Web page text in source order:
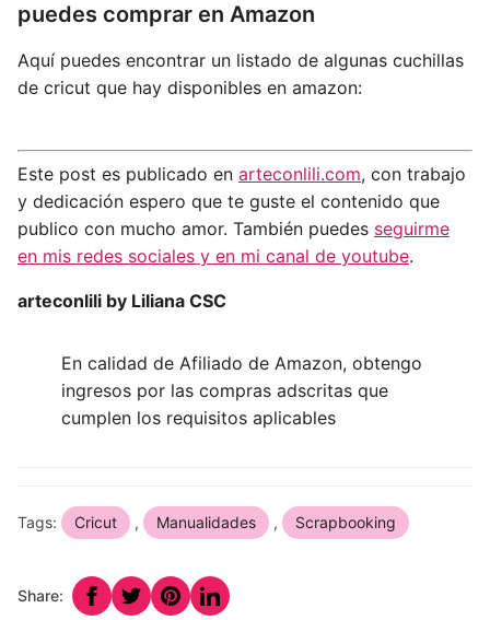
puedes comprar en Amazon
Aquí puedes encontrar un listado de algunas cuchillas
de cricut que hay disponibles en amazon:
Este post es publicado en arteconlili.com, con trabajo
y dedicación espero que te guste el contenido que
publico con mucho amor. También puedes seguirme
en mis redes sociales y en mi canal de youtube.
arteconlili by Liliana CSC
En calidad de Afiliado de Amazon, obtengo
ingresos por las compras adscritas que
cumplen los requisitos aplicables
Tags: Cricut , Manualidades , Scrapbooking
Share: